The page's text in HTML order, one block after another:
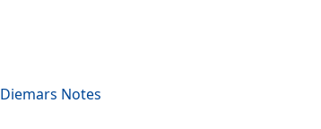
Diemars Notes